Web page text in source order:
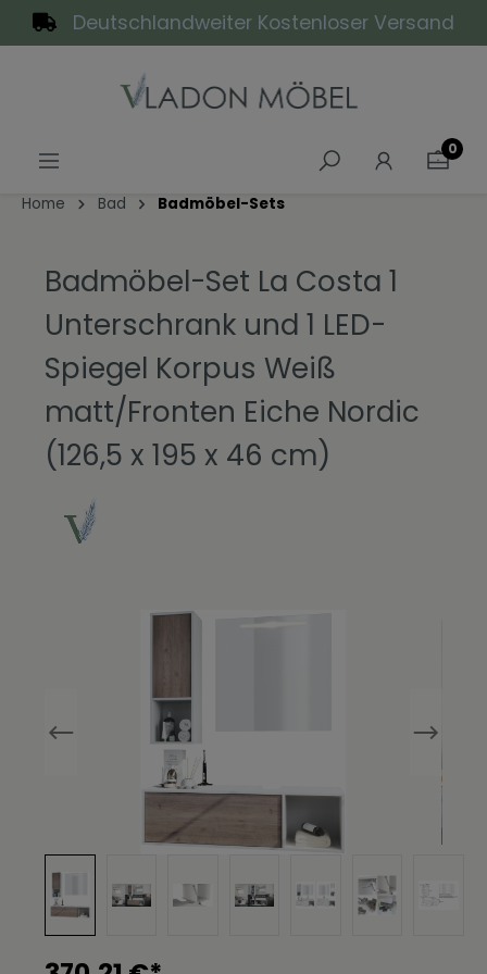
springenDeutschlandweiter Kostenloser Versand
0
Home Bad Badmöbel-Sets
Badmöbel-Set La Costa 1
Unterschrank und 1 LED-
Spiegel Korpus Weiß
matt/Fronten Eiche Nordic
(‎126,5 x 195 x 46 cm)
Bildergalerie überspringen